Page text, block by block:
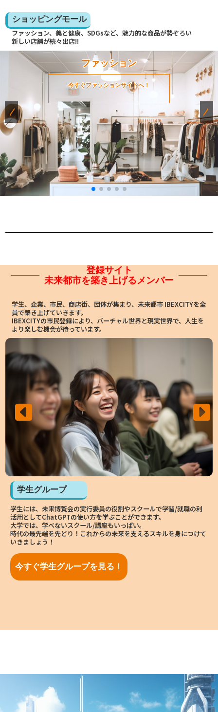
ショッピングモール
ファッション、美と健康、SDGsなど、魅力的な商品が勢ぞろい
新しい店舗が続々出店!!
ファッション
今すぐファッションサイトへ！
登録サイト
未来都市を築き上げるメンバー
学生、企業、市民、商店街、団体が集まり、未来都市 IBEXCITYを全
員で築き上げていきます。
IBEXCITYの市民登録により、バーチャル世界と現実世界で、人生を
より楽しむ機会が待っています。
学生グループ
学生には、未来博覧会の実行委員の役割やスクールで学習/就職の利
活用としてChatGPTの使い方を学ぶことができます。
大学では、学べないスクール/講座もいっぱい。
時代の最先端を先どり！これからの未来を支えるスキルを身につけて
いきましょう！
今すぐ学生グループを見る！